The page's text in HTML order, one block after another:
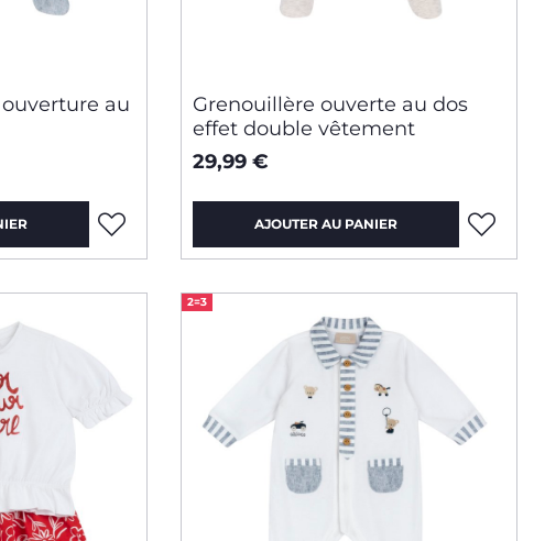
au
Grenouillère ouverte au dos
effet double vêtement
29,99 €
AJOUTER AU PANIER
2=3